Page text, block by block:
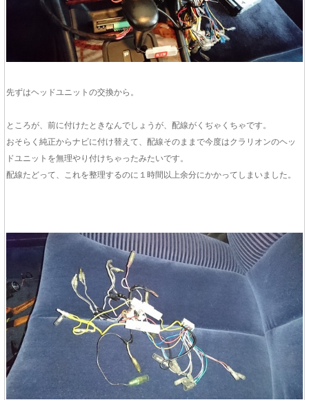
先ずはヘッドユニットの交換から。
ところが、前に付けたときなんでしょうが、配線がくぢゃくちゃです。
おそらく純正からナビに付け替えて、配線そのままで今度はクラリオンのヘッ
ドユニットを無理やり付けちゃったみたいです。
配線たどって、これを整理するのに１時間以上余分にかかってしまいました。